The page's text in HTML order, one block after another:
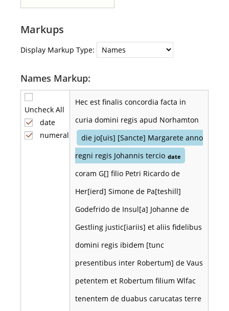
Markups
Display Markup Type:
Names Markup:
Uncheck All
date
numeral
Hec est finalis concordia facta in
curia domini regis apud Norhamton
die jo[uis] [Sancte] Margarete anno
regni regis Johannis tercio date
coram G[] filio Petri Ricardo de
Her[ierd] Simone de Pa[teshill]
Godefrido de Insul[a] Johanne de
Gestling justic[iariis] et aliis fidelibus
domini regis ibidem [tunc
presentibus inter Robertum] de Vaus
petentem et Robertum filium Wlfac
tenentem de duabus carucatas terre